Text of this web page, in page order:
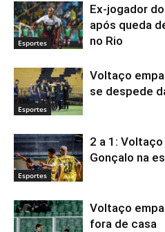
Esportes
Ex-jogador
após queda
no Rio
Esportes
Voltaço
se despede
Esportes
2 a 1:
Gonçalo na
Voltaço
fora de casa